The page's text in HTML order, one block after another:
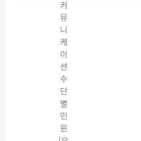
커
뮤
니
케
이
션
수
단
별
민
원